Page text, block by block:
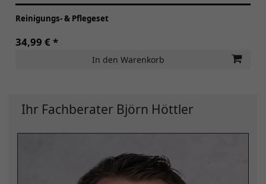
Reinigungs- & Pflegeset
34,99 € *
In den Warenkorb
Ihr Fachberater Björn Höttler